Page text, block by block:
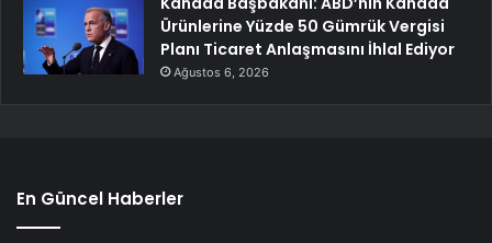
Ürünlerine Yüzde 50 Gümrük Vergisi
Planı Ticaret Anlaşmasını İhlal Ediyor
Ağustos 6, 2026
En Güncel Haberler